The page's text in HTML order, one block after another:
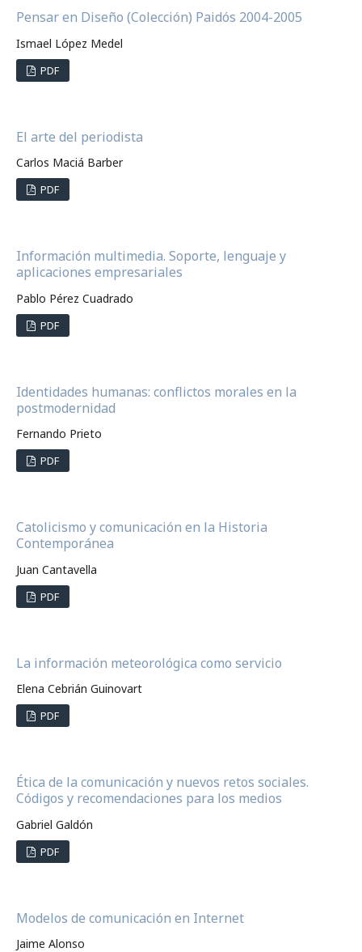
Pensar en Diseño (Colección) Paidós 2004-2005
Ismael López Medel
PDF
El arte del periodista
Carlos Maciá Barber
PDF
Información multimedia. Soporte, lenguaje y
aplicaciones empresariales
Pablo Pérez Cuadrado
PDF
Identidades humanas: conflictos morales en la
postmodernidad
Fernando Prieto
PDF
Catolicismo y comunicación en la Historia
Contemporánea
Juan Cantavella
PDF
La información meteorológica como servicio
Elena Cebrián Guinovart
PDF
Ética de la comunicación y nuevos retos sociales.
Códigos y recomendaciones para los medios
Gabriel Galdón
PDF
Modelos de comunicación en Internet
Jaime Alonso